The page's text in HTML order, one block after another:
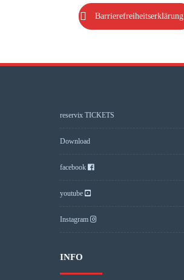
Barrierefreiheitserklärung
reservix TICKETS
Download
facebook
youtube
Instagram
INFO